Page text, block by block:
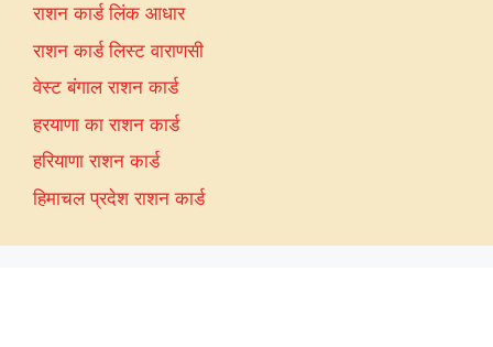
राशन कार्ड लिंक आधार
राशन कार्ड लिस्ट वाराणसी
वेस्ट बंगाल राशन कार्ड
हरयाणा का राशन कार्ड
हरियाणा राशन कार्ड
हिमाचल प्रदेश राशन कार्ड